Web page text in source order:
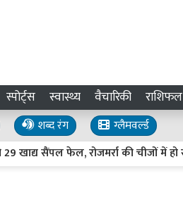
स्पोर्ट्स स्वास्थ्य वैचारिकी राशिफल
शब्द रंग
ग्लैमवर्ल्ड
सैंपल फेल, रोजमर्रा की चीजों में हो रहा 'खेल'